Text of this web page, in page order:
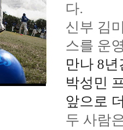
다.
신부 김
스를 운
만나 8
박성민
앞으로
두 사람